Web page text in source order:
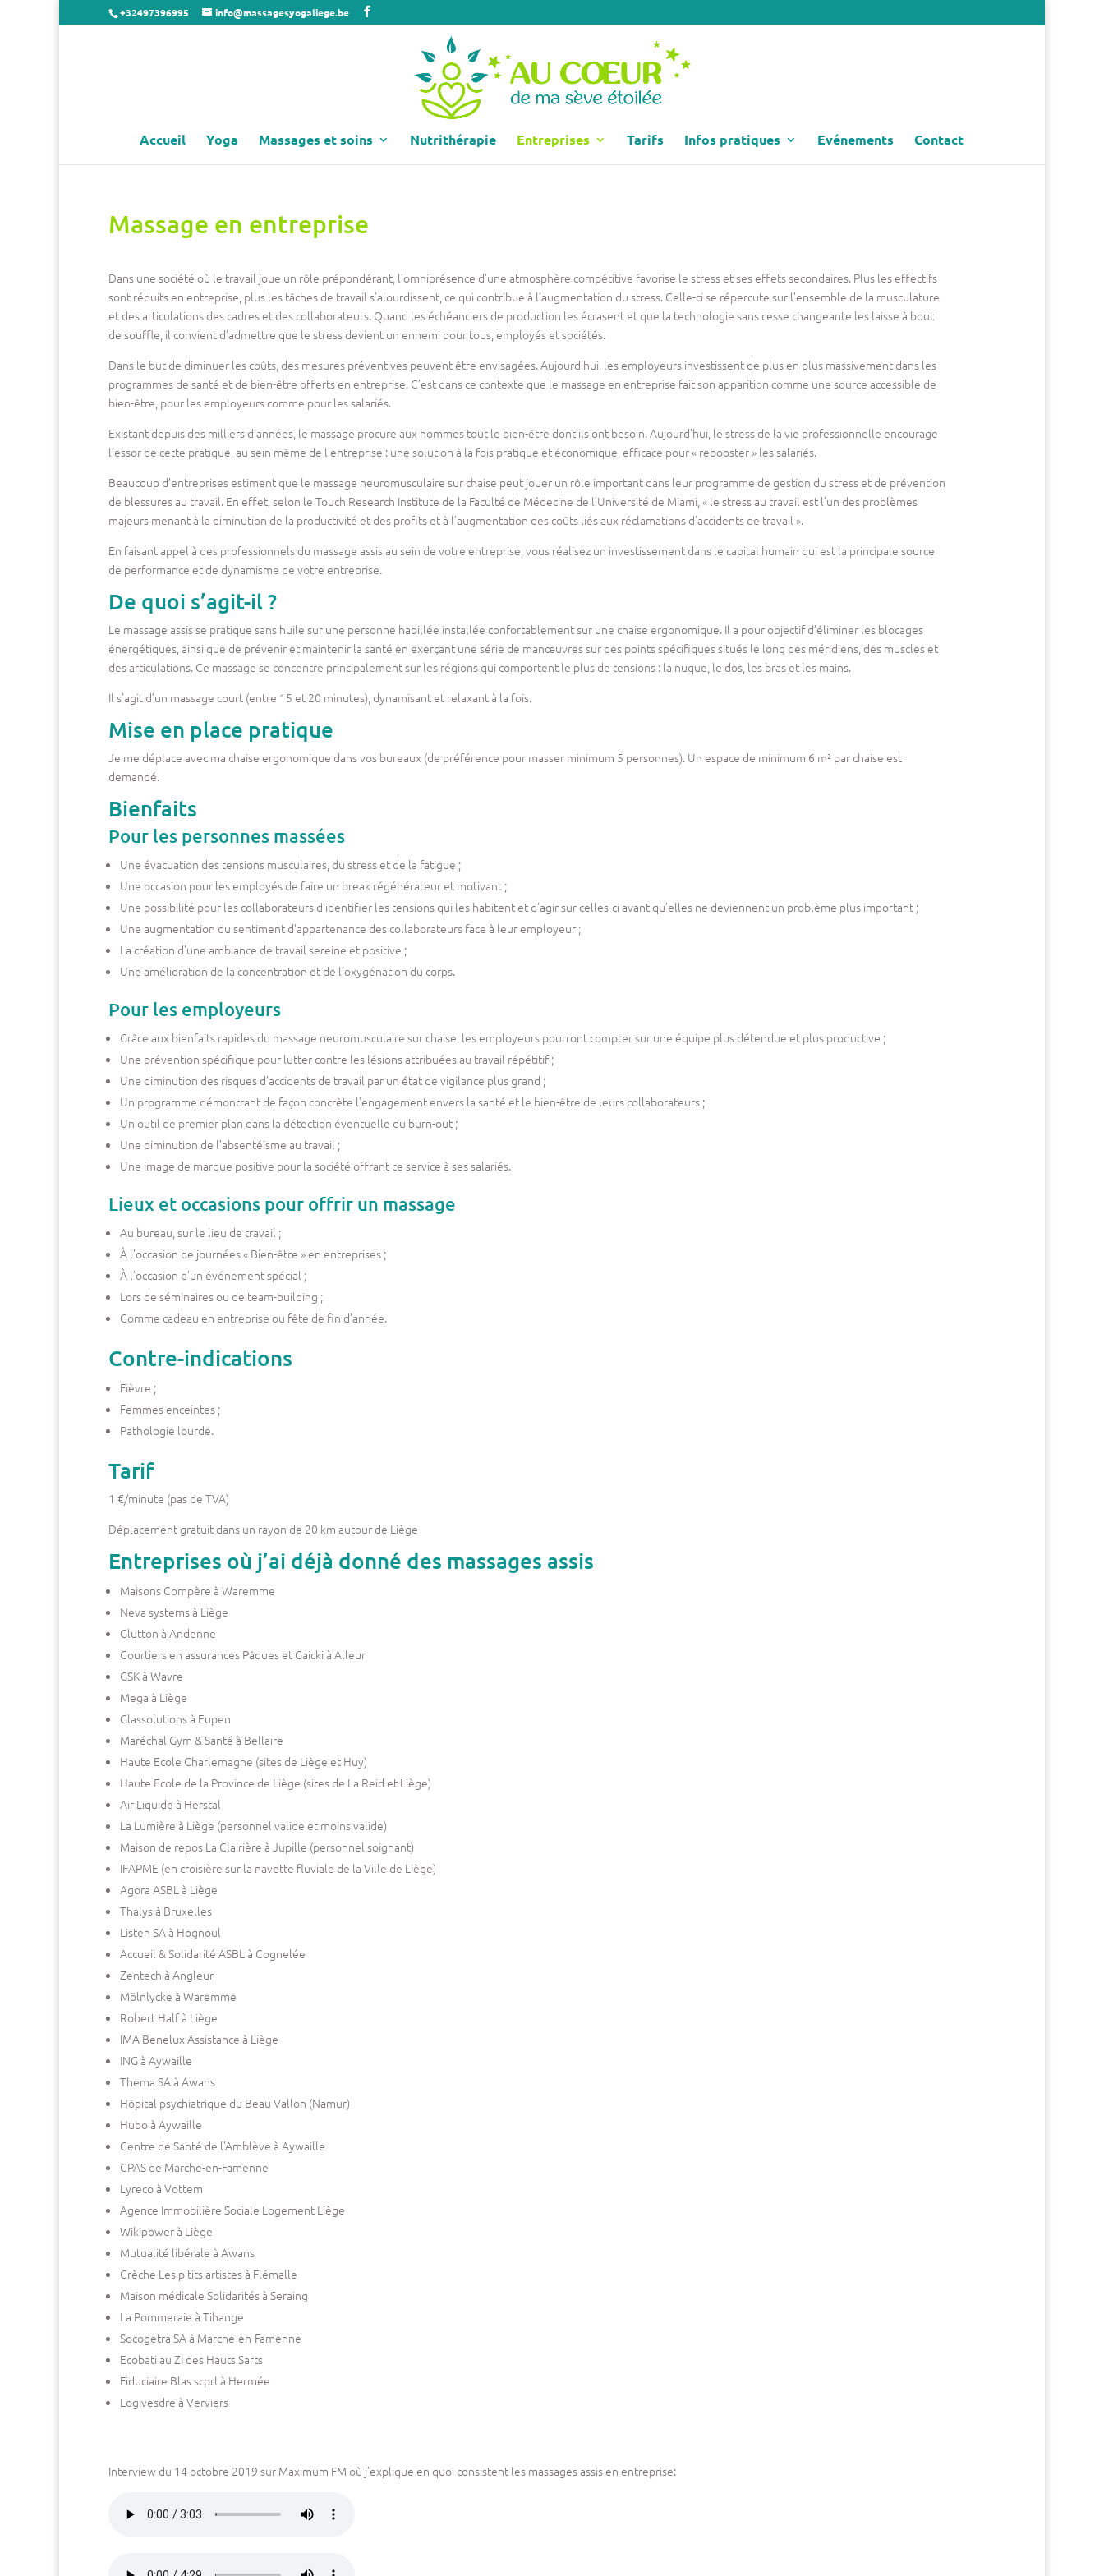
+32497396995 info@massagesyogaliege.be
Accueil Yoga Massages et soins Nutrithérapie Entreprises Tarifs Infos pratiques Evénements Contact
Massage en entreprise
Dans une société où le travail joue un rôle prépondérant, l’omniprésence d’une atmosphère compétitive favorise le stress et ses effets secondaires. Plus les effectifs
sont réduits en entreprise, plus les tâches de travail s’alourdissent, ce qui contribue à l’augmentation du stress. Celle-ci se répercute sur l’ensemble de la musculature
et des articulations des cadres et des collaborateurs. Quand les échéanciers de production les écrasent et que la technologie sans cesse changeante les laisse à bout
de souffle, il convient d’admettre que le stress devient un ennemi pour tous, employés et sociétés.
Dans le but de diminuer les coûts, des mesures préventives peuvent être envisagées. Aujourd’hui, les employeurs investissent de plus en plus massivement dans les
programmes de santé et de bien-être offerts en entreprise. C’est dans ce contexte que le massage en entreprise fait son apparition comme une source accessible de
bien-être, pour les employeurs comme pour les salariés.
Existant depuis des milliers d’années, le massage procure aux hommes tout le bien-être dont ils ont besoin. Aujourd’hui, le stress de la vie professionnelle encourage
l’essor de cette pratique, au sein même de l’entreprise : une solution à la fois pratique et économique, efficace pour « rebooster » les salariés.
Beaucoup d’entreprises estiment que le massage neuromusculaire sur chaise peut jouer un rôle important dans leur programme de gestion du stress et de prévention
de blessures au travail. En effet, selon le Touch Research Institute de la Faculté de Médecine de l’Université de Miami, « le stress au travail est l’un des problèmes
majeurs menant à la diminution de la productivité et des profits et à l’augmentation des coûts liés aux réclamations d’accidents de travail ».
En faisant appel à des professionnels du massage assis au sein de votre entreprise, vous réalisez un investissement dans le capital humain qui est la principale source
de performance et de dynamisme de votre entreprise.
De quoi s’agit-il ?
Le massage assis se pratique sans huile sur une personne habillée installée confortablement sur une chaise ergonomique. Il a pour objectif d’éliminer les blocages
énergétiques, ainsi que de prévenir et maintenir la santé en exerçant une série de manœuvres sur des points spécifiques situés le long des méridiens, des muscles et
des articulations. Ce massage se concentre principalement sur les régions qui comportent le plus de tensions : la nuque, le dos, les bras et les mains.
Il s’agit d’un massage court (entre 15 et 20 minutes), dynamisant et relaxant à la fois.
Mise en place pratique
Je me déplace avec ma chaise ergonomique dans vos bureaux (de préférence pour masser minimum 5 personnes). Un espace de minimum 6 m² par chaise est
demandé.
Bienfaits
Pour les personnes massées
Une évacuation des tensions musculaires, du stress et de la fatigue ;
Une occasion pour les employés de faire un break régénérateur et motivant ;
Une possibilité pour les collaborateurs d’identifier les tensions qui les habitent et d’agir sur celles-ci avant qu’elles ne deviennent un problème plus important ;
Une augmentation du sentiment d’appartenance des collaborateurs face à leur employeur ;
La création d’une ambiance de travail sereine et positive ;
Une amélioration de la concentration et de l’oxygénation du corps.
Pour les employeurs
Grâce aux bienfaits rapides du massage neuromusculaire sur chaise, les employeurs pourront compter sur une équipe plus détendue et plus productive ;
Une prévention spécifique pour lutter contre les lésions attribuées au travail répétitif ;
Une diminution des risques d’accidents de travail par un état de vigilance plus grand ;
Un programme démontrant de façon concrète l’engagement envers la santé et le bien-être de leurs collaborateurs ;
Un outil de premier plan dans la détection éventuelle du burn-out ;
Une diminution de l’absentéisme au travail ;
Une image de marque positive pour la société offrant ce service à ses salariés.
Lieux et occasions pour offrir un massage
Au bureau, sur le lieu de travail ;
À l’occasion de journées « Bien-être » en entreprises ;
À l’occasion d’un événement spécial ;
Lors de séminaires ou de team-building ;
Comme cadeau en entreprise ou fête de fin d’année.
Contre-indications
Fièvre ;
Femmes enceintes ;
Pathologie lourde.
Tarif
1 €/minute (pas de TVA)
Déplacement gratuit dans un rayon de 20 km autour de Liège
Entreprises où j’ai déjà donné des massages assis
Maisons Compère à Waremme
Neva systems à Liège
Glutton à Andenne
Courtiers en assurances Pâques et Gaicki à Alleur
GSK à Wavre
Mega à Liège
Glassolutions à Eupen
Maréchal Gym & Santé à Bellaire
Haute Ecole Charlemagne (sites de Liège et Huy)
Haute Ecole de la Province de Liège (sites de La Reid et Liège)
Air Liquide à Herstal
La Lumière à Liège (personnel valide et moins valide)
Maison de repos La Clairière à Jupille (personnel soignant)
IFAPME (en croisière sur la navette fluviale de la Ville de Liège)
Agora ASBL à Liège
Thalys à Bruxelles
Listen SA à Hognoul
Accueil & Solidarité ASBL à Cognelée
Zentech à Angleur
Mölnlycke à Waremme
Robert Half à Liège
IMA Benelux Assistance à Liège
ING à Aywaille
Thema SA à Awans
Hôpital psychiatrique du Beau Vallon (Namur)
Hubo à Aywaille
Centre de Santé de l’Amblève à Aywaille
CPAS de Marche-en-Famenne
Lyreco à Vottem
Agence Immobilière Sociale Logement Liège
Wikipower à Liège
Mutualité libérale à Awans
Crèche Les p’tits artistes à Flémalle
Maison médicale Solidarités à Seraing
La Pommeraie à Tihange
Socogetra SA à Marche-en-Famenne
Ecobati au ZI des Hauts Sarts
Fiduciaire Blas scprl à Hermée
Logivesdre à Verviers
Interview du 14 octobre 2019 sur Maximum FM où j’explique en quoi consistent les massages assis en entreprise: